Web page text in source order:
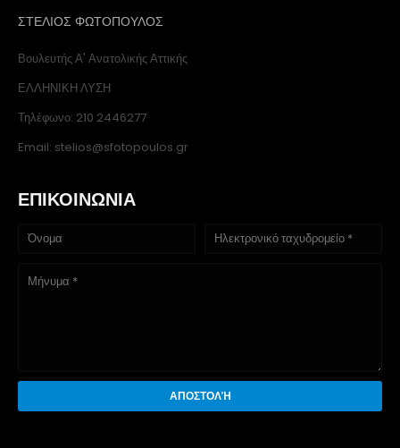
ΣΤΕΛΙΟΣ ΦΩΤΟΠΟΥΛΟΣ
Βουλευτής Α' Ανατολικής Αττικής
ΕΛΛΗΝΙΚΗ ΛΥΣΗ
Τηλέφωνο: 210 2446277
Email: stelios@sfotopoulos.gr
ΕΠΙΚΟΙΝΩΝΙΑ